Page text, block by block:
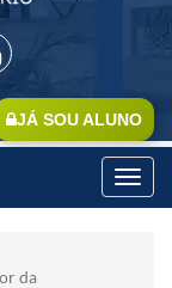
JÁ SOU ALUNO
da